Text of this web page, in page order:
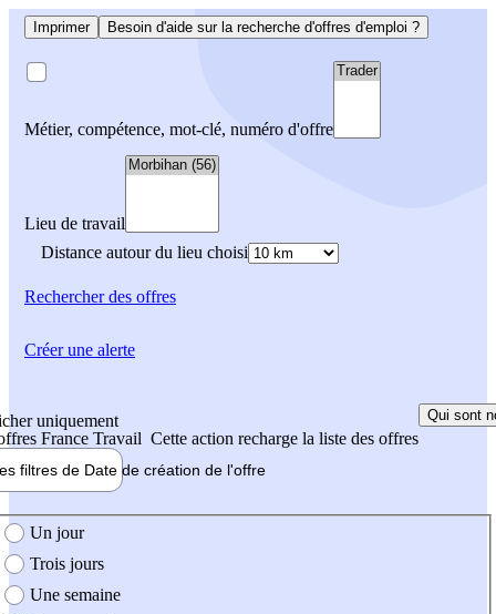
Imprimer Besoin d'aide sur la recherche d'offres d'emploi ?
Métier, compétence, mot-clé, numéro d'offre
Lieu de travail
Distance autour du lieu choisi
Rechercherdes offres
uniquement
France Travail Cette action recharge la liste des offres
Qui sont
filtres de Date de création de l'offre
création de l'offre
Un jour
Trois jours
Une semaine
Créer une alerte